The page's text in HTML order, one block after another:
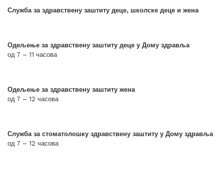
Служба за здравствену заштиту деце, школске деце и жена
Одељење за здравствену заштиту деце у Дому здравља
од 7 – 11 часова
Одељење за здравствену заштиту жена
од 7 – 12 часова
Служба за стоматолошку здравствену заштиту у Дому здравља
од 7 – 12 часова